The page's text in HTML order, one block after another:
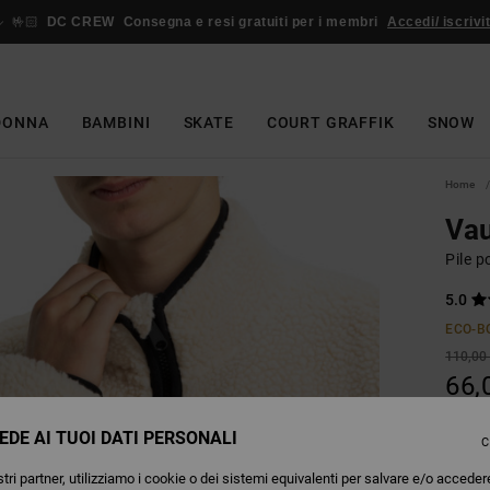
🤟🏻 DC CREW Consegna e resi gratuiti per i membri Accedi/
BAMBINI SKATE COURT GRAFFIK SNOW
Home
Pile
5.0
ECO-
110,00
Colori
AI TUOI DATI PERSONALI
partner, utilizziamo i cookie o dei sistemi equivalenti per salvare e/o